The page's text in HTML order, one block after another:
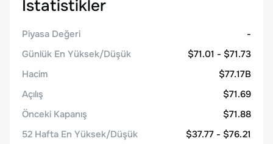
İstatistikler
Piyasa Değeri
-
Günlük En Yüksek/Düşük
$71.01 - $71.73
Hacim
$77.17B
Açılış
$71.69
Önceki Kapanış
$71.88
52 Hafta En Yüksek/Düşük
$37.77 - $76.21